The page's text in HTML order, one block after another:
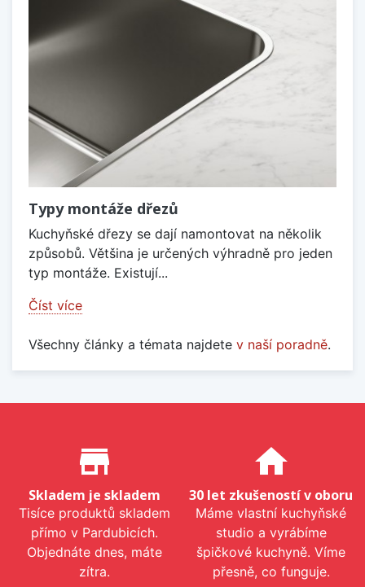
Typy montáže dřezů
Kuchyňské dřezy se dají namontovat na několik
způsobů. Většina je určených výhradně pro jeden
typ montáže. Existují...
Číst více
Všechny články a témata najdete v naší poradně.
Proč nakupovat u nás?
store_mall_directory
Skladem je skladem
Tisíce produktů skladem
přímo v Pardubicích.
Objednáte dnes, máte
zítra.
home
30 let zkušeností v oboru
Máme vlastní kuchyňské
studio a vyrábíme
špičkové kuchyně. Víme
přesně, co funguje.